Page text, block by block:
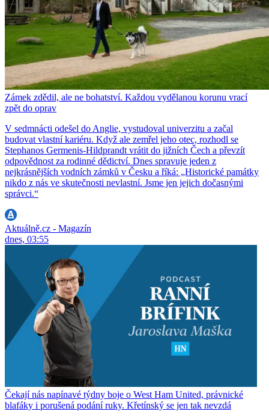
Zámek zdědil, ale ne bohatství. Každou vydělanou korunu vrací
zpět do oprav
V sedmnácti odešel do Anglie, vystudoval univerzitu a začal
budovat vlastní kariéru. Když ale zemřel jeho otec, rozhodl se
Stephanos Germenis-Hildprandt vrátit do jižních Čech a převzít
odpovědnost za rodinné dědictví. Dnes spravuje jeden z
nejkrásnějších vodních zámků v Česku a říká: „Historické památky
nikdo z nás ve skutečnosti nevlastní. Jsme jen jejich dočasnými
správci.“
Aktuálně.cz - Magazín
dnes, 03:55
Čekají nás napínavé týdny boje o West Ham United, právnické
blafáky i porušená podání ruky. Křetínský se jen tak nevzdá